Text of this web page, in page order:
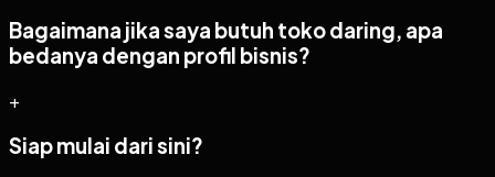
Bagaimana jika saya butuh toko daring, apa
bedanya dengan profil bisnis?
+
Siap mulai dari sini?